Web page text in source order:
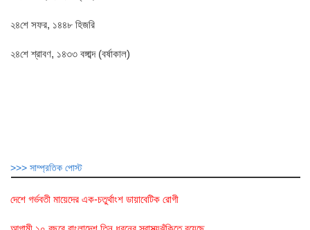
২৪শে সফর, ১৪৪৮ হিজরি
২৪শে শ্রাবণ, ১৪৩৩ বঙ্গাব্দ (বর্ষাকাল)
>>> সাম্প্রতিক পোস্ট
দেশে গর্ভবতী মায়েদের এক-চতুর্থাংশ ডায়াবেটিক রোগী